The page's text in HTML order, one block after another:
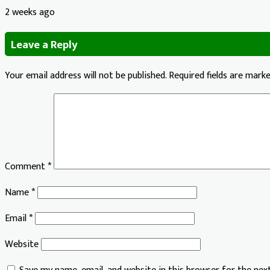
2 weeks ago
Leave a Reply
Your email address will not be published.Required fields are
Comment*
Name*
Email*
Website